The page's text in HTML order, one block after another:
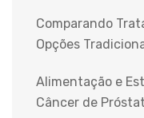
Comparando
Opções
Alimentação e
Câncer de